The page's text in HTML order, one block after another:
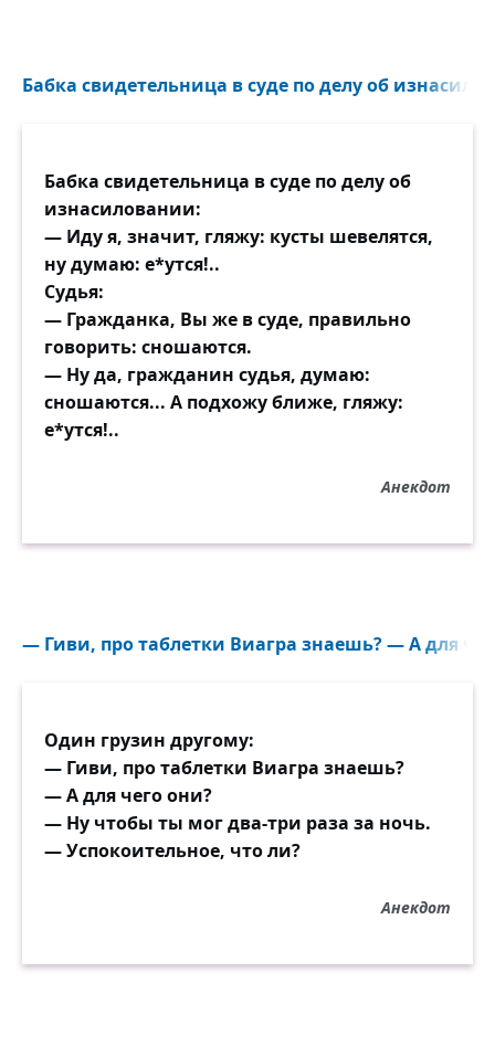
Бабка свидетельница в суде по делу об
Бабка свидетельница в суде по делу об
изнасиловании:
— Иду я, значит, гляжу: кусты шевелятся,
ну думаю: е*утся!..
Судья:
— Гражданка, Вы же в суде, правильно
говорить: сношаются.
— Ну да, гражданин судья, думаю:
сношаются... А подхожу ближе, гляжу:
е*утся!..
Анекдот
— Гиви, про таблетки Виагра знаешь? — А для
Один грузин другому:
— Гиви, про таблетки Виагра знаешь?
— А для чего они?
— Ну чтобы ты мог два-три раза за ночь.
— Успокоительное, что ли?
Анекдот